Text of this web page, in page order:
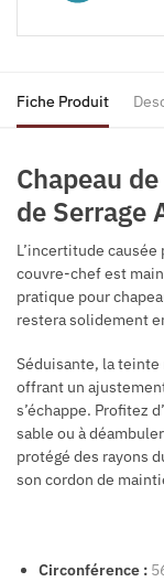
Fiche Produit
Chapeau
de Serrage
L’incertitude
couvre-chef est
pratique pour
restera solidement
Séduisante, la teinte
offrant un
s’échappe. Profitez
sable ou à
protégé des rayons
son cordon de
Circonférence :